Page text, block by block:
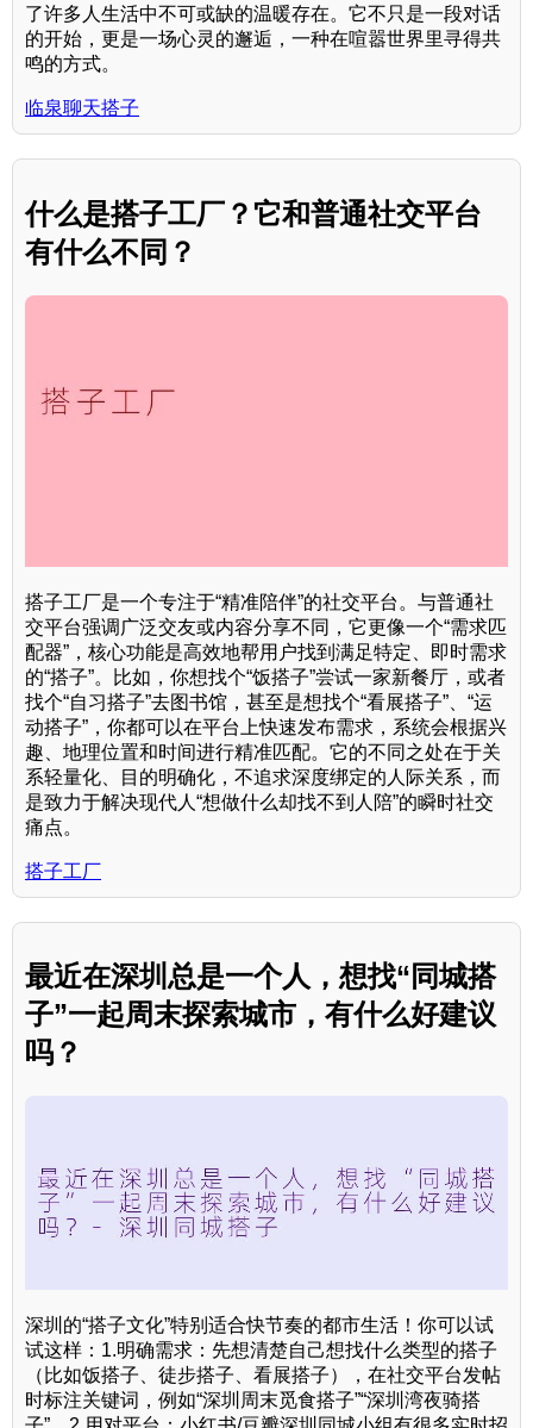
了许多人生活中不可或缺的温暖存在。它不只是一段对话
的开始，更是一场心灵的邂逅，一种在喧嚣世界里寻得共
鸣的方式。
临泉聊天搭子
什么是搭子工厂？它和普通社交平台
有什么不同？
搭子工厂是一个专注于“精准陪伴”的社交平台。与普通社
交平台强调广泛交友或内容分享不同，它更像一个“需求匹
配器”，核心功能是高效地帮用户找到满足特定、即时需求
的“搭子”。比如，你想找个“饭搭子”尝试一家新餐厅，或者
找个“自习搭子”去图书馆，甚至是想找个“看展搭子”、“运
动搭子”，你都可以在平台上快速发布需求，系统会根据兴
趣、地理位置和时间进行精准匹配。它的不同之处在于关
系轻量化、目的明确化，不追求深度绑定的人际关系，而
是致力于解决现代人“想做什么却找不到人陪”的瞬时社交
痛点。
搭子工厂
最近在深圳总是一个人，想找“同城搭
子”一起周末探索城市，有什么好建议
吗？
深圳的“搭子文化”特别适合快节奏的都市生活！你可以试
试这样：1.明确需求：先想清楚自己想找什么类型的搭子
（比如饭搭子、徒步搭子、看展搭子），在社交平台发帖
时标注关键词，例如“深圳周末觅食搭子”“深圳湾夜骑搭